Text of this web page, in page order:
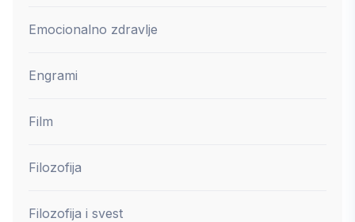
Emocionalno zdravlje
Engrami
Film
Filozofija
Filozofija i svest